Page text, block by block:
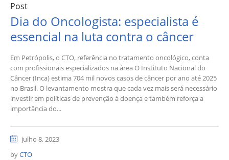
Post
Dia do Oncologista: especialista é
essencial na luta contra o câncer
Em Petrópolis, o CTO, referência no tratamento oncológico, conta
com profissionais especializados na área O Instituto Nacional do
Câncer (Inca) estima 704 mil novos casos de câncer por ano até 2025
no Brasil. O levantamento mostra que cada vez mais será necessário
investir em políticas de prevenção à doença e também reforça a
importância do...
julho 8, 2023
byCTO